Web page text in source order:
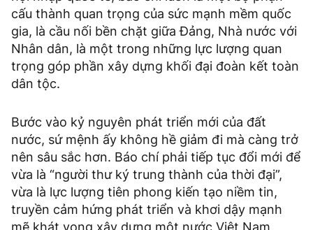
cấu thành quan trọng của sức mạnh mềm quốc
gia, là cầu nối bền chặt giữa Đảng, Nhà nước với
Nhân dân, là một trong những lực lượng quan
trọng góp phần xây dựng khối đại đoàn kết toàn
dân tộc.
Bước vào kỷ nguyên phát triển mới của đất
nước, sứ mệnh ấy không hề giảm đi mà càng trở
nên sâu sắc hơn. Báo chí phải tiếp tục đổi mới để
vừa là “người thư ký trung thành của thời đại”,
vừa là lực lượng tiên phong kiến tạo niềm tin,
truyền cảm hứng phát triển và khơi dậy mạnh